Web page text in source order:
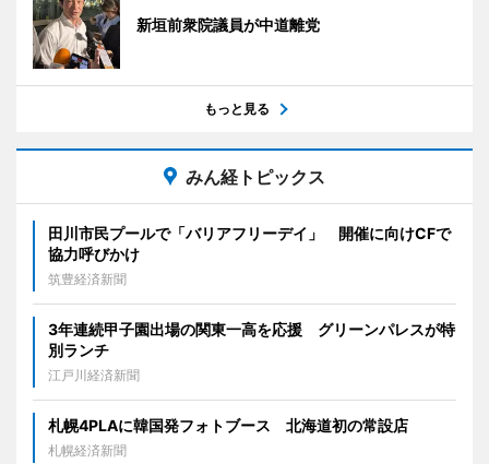
新垣前衆院議員が中道離党
もっと見る
みん経トピックス
田川市民プールで「バリアフリーデイ」 開催に向けCFで
協力呼びかけ
筑豊経済新聞
3年連続甲子園出場の関東一高を応援 グリーンパレスが特
別ランチ
江戸川経済新聞
札幌4PLAに韓国発フォトブース 北海道初の常設店
札幌経済新聞